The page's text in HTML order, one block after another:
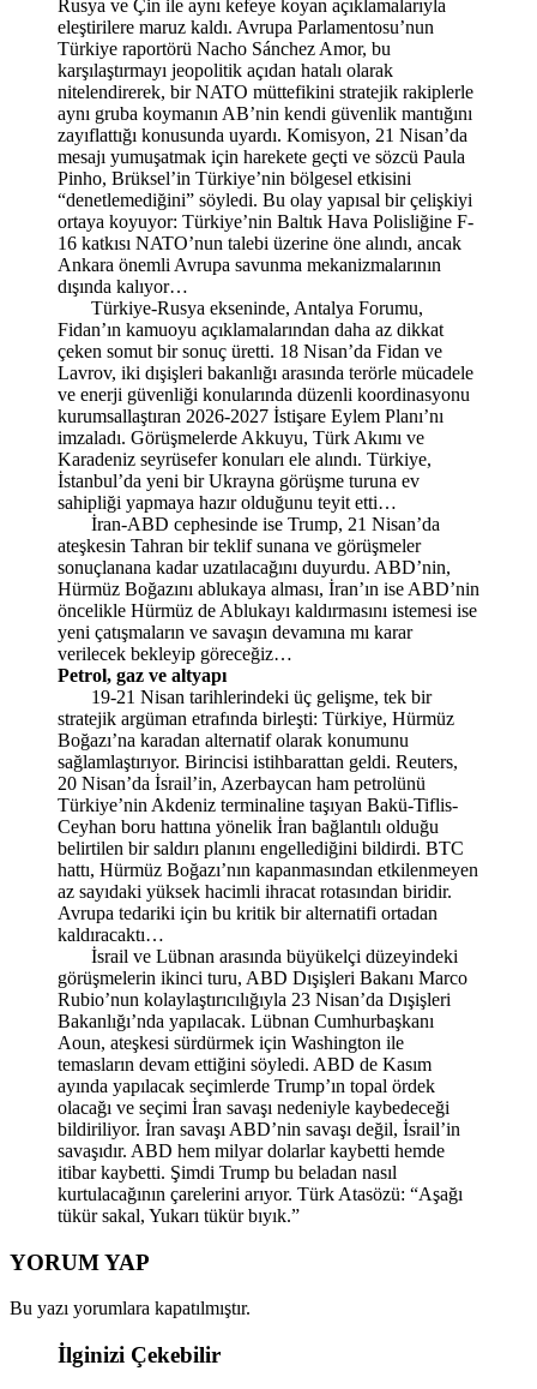
Rusya ve Çin ile aynı kefeye koyan açıklamalarıyla
eleştirilere maruz kaldı. Avrupa Parlamentosu’nun
Türkiye raportörü Nacho Sánchez Amor, bu
karşılaştırmayı jeopolitik açıdan hatalı olarak
nitelendirerek, bir NATO müttefikini stratejik rakiplerle
aynı gruba koymanın AB’nin kendi güvenlik mantığını
zayıflattığı konusunda uyardı. Komisyon, 21 Nisan’da
mesajı yumuşatmak için harekete geçti ve sözcü Paula
Pinho, Brüksel’in Türkiye’nin bölgesel etkisini
“denetlemediğini” söyledi. Bu olay yapısal bir çelişkiyi
ortaya koyuyor: Türkiye’nin Baltık Hava Polisliğine F-
16 katkısı NATO’nun talebi üzerine öne alındı, ancak
Ankara önemli Avrupa savunma mekanizmalarının
dışında kalıyor…
Türkiye-Rusya ekseninde, Antalya Forumu,
Fidan’ın kamuoyu açıklamalarından daha az dikkat
çeken somut bir sonuç üretti. 18 Nisan’da Fidan ve
Lavrov, iki dışişleri bakanlığı arasında terörle mücadele
ve enerji güvenliği konularında düzenli koordinasyonu
kurumsallaştıran 2026-2027 İstişare Eylem Planı’nı
imzaladı. Görüşmelerde Akkuyu, Türk Akımı ve
Karadeniz seyrüsefer konuları ele alındı. Türkiye,
İstanbul’da yeni bir Ukrayna görüşme turuna ev
sahipliği yapmaya hazır olduğunu teyit etti…
İran-ABD cephesinde ise Trump, 21 Nisan’da
ateşkesin Tahran bir teklif sunana ve görüşmeler
sonuçlanana kadar uzatılacağını duyurdu. ABD’nin,
Hürmüz Boğazını ablukaya alması, İran’ın ise ABD’nin
öncelikle Hürmüz de Ablukayı kaldırmasını istemesi ise
yeni çatışmaların ve savaşın devamına mı karar
verilecek bekleyip göreceğiz…
Petrol, gaz ve altyapı
19-21 Nisan tarihlerindeki üç gelişme, tek bir
stratejik argüman etrafında birleşti: Türkiye, Hürmüz
Boğazı’na karadan alternatif olarak konumunu
sağlamlaştırıyor. Birincisi istihbarattan geldi. Reuters,
20 Nisan’da İsrail’in, Azerbaycan ham petrolünü
Türkiye’nin Akdeniz terminaline taşıyan Bakü-Tiflis-
Ceyhan boru hattına yönelik İran bağlantılı olduğu
belirtilen bir saldırı planını engellediğini bildirdi. BTC
hattı, Hürmüz Boğazı’nın kapanmasından etkilenmeyen
az sayıdaki yüksek hacimli ihracat rotasından biridir.
Avrupa tedariki için bu kritik bir alternatifi ortadan
kaldıracaktı…
İsrail ve Lübnan arasında büyükelçi düzeyindeki
görüşmelerin ikinci turu, ABD Dışişleri Bakanı Marco
Rubio’nun kolaylaştırıcılığıyla 23 Nisan’da Dışişleri
Bakanlığı’nda yapılacak. Lübnan Cumhurbaşkanı
Aoun, ateşkesi sürdürmek için Washington ile
temasların devam ettiğini söyledi. ABD de Kasım
ayında yapılacak seçimlerde Trump’ın topal ördek
olacağı ve seçimi İran savaşı nedeniyle kaybedeceği
bildiriliyor. İran savaşı ABD’nin savaşı değil, İsrail’in
savaşıdır. ABD hem milyar dolarlar kaybetti hemde
itibar kaybetti. Şimdi Trump bu beladan nasıl
kurtulacağının çarelerini arıyor. Türk Atasözü: “Aşağı
tükür sakal, Yukarı tükür bıyık.”
YORUM YAP
Bu yazı yorumlara kapatılmıştır.
İlginizi Çekebilir